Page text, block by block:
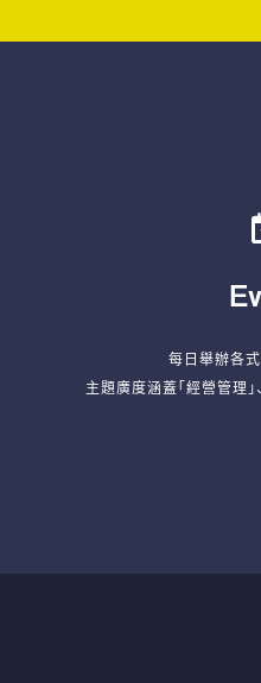
每日舉辦各式
主題廣度涵蓋「經營管理」